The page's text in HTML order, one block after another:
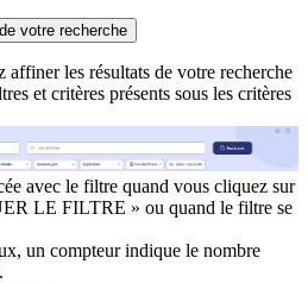
votre recherche
affiner les résultats de votre recherche
et critères présents sous les critères
avec le filtre quand vous cliquez sur
LE FILTRE » ou quand le filtre se
un compteur indique le nombre